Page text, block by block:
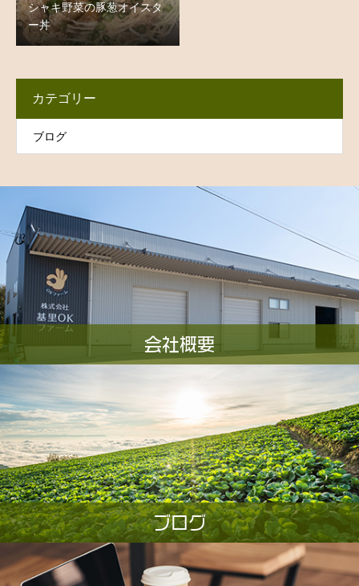
シャキ野菜の豚葱オイスタ
ー丼
カテゴリー
ブログ
会社概要
ブログ